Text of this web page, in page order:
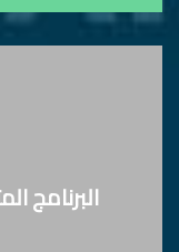
البرنامج